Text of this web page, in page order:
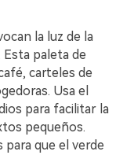
la luz de la
paleta de
carteles de
Usa el
para facilitar la
pequeños.
que el verde